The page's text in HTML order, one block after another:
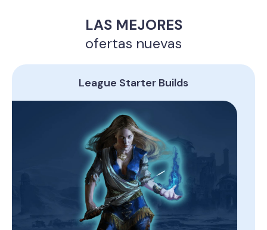
LAS MEJORES
ofertas nuevas
League Starter Builds